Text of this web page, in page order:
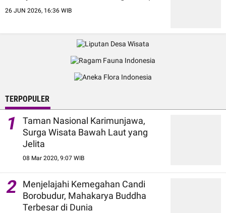
26 JUN 2026, 16:36 WIB
TERPOPULER
1
Taman Nasional Karimunjawa,
Surga Wisata Bawah Laut yang
Jelita
08 Mar 2020, 9:07 WIB
2
Menjelajahi Kemegahan Candi
Borobudur, Mahakarya Buddha
Terbesar di Dunia